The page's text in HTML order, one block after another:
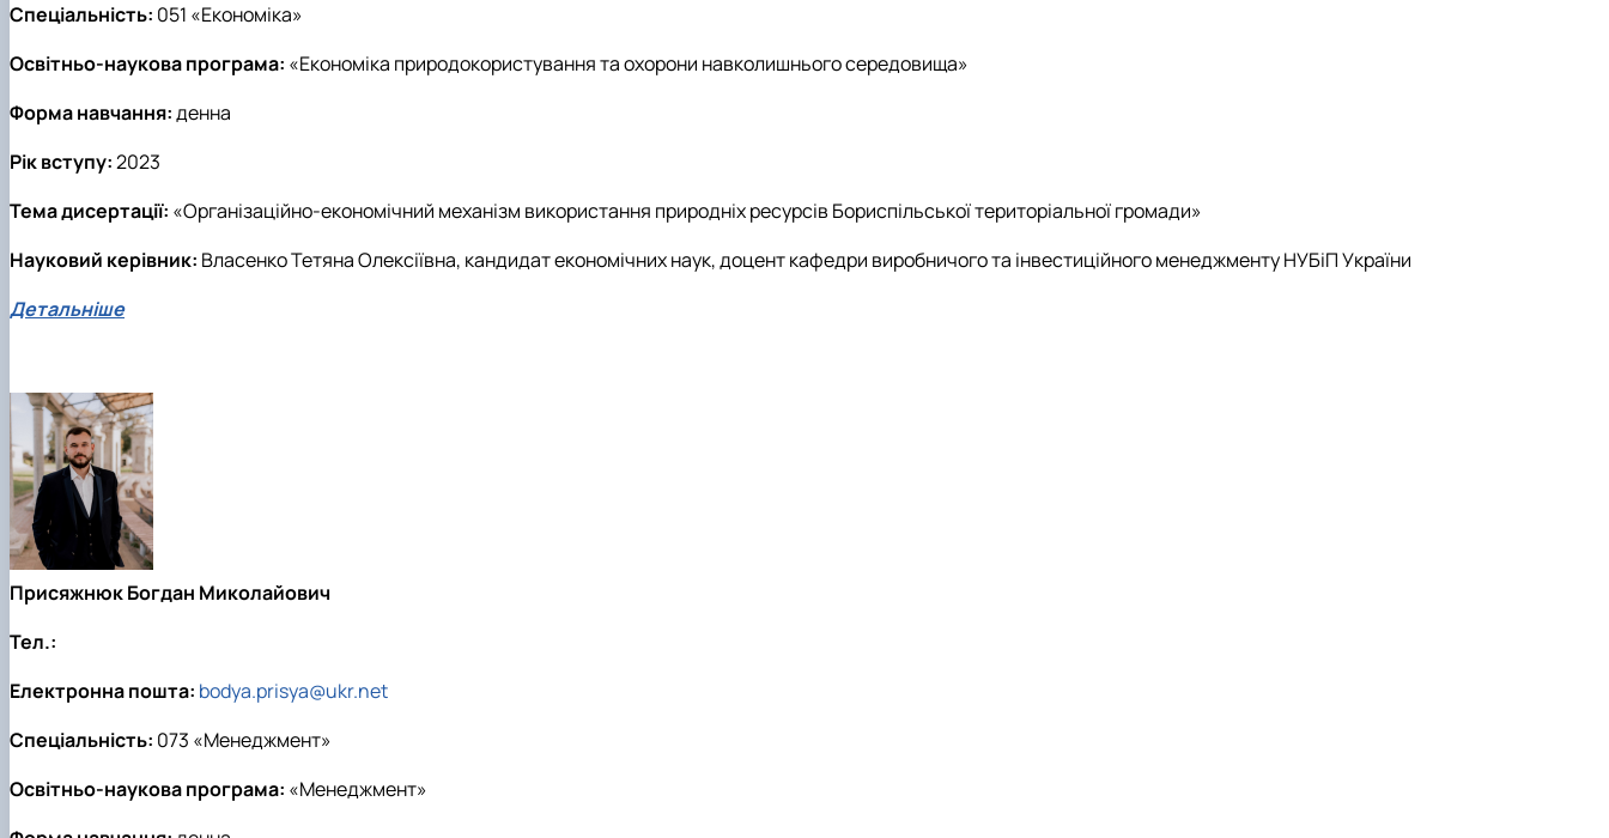
Спеціальність: 051 «Економіка»
Освітньо-наукова програма: «Економіка природокористування та охорони навколишнього середовища»
Форма навчання:денна
Рік вступу:2023
Тема дисертації: «Організаційно-економічний механізм використання природніх ресурсів Бориспільської територіальної громади»
Науковий керівник: Власенко Тетяна Олексіївна, кандидат економічних наук, доцент кафедри виробничого та інвестиційного менеджменту НУБіП України
Детальніше
Присяжнюк Богдан Миколайович
Тел.:
Електронна пошта: bodya.prisya@ukr.net
Спеціальність: 073 «Менеджмент»
Освітньо-наукова програма: «Менеджмент»